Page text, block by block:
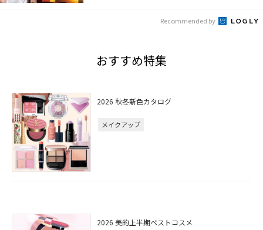
Recommended by
おすすめ特集
2026 秋冬新色カタログ
メイクアップ
2026 美的上半期ベストコスメ